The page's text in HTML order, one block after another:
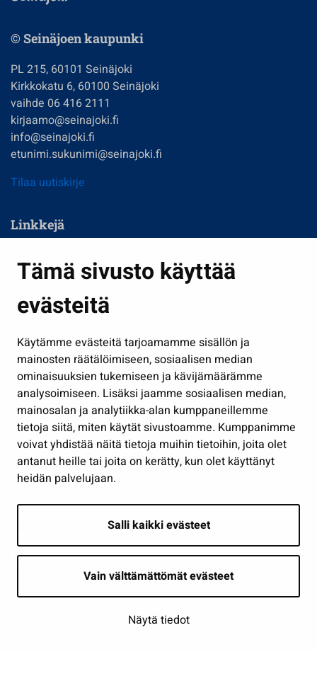
Tämä sivusto käyttää
evästeitä
Käytämme evästeitä tarjoamamme sisällön ja
mainosten räätälöimiseen, sosiaalisen median
ominaisuuksien tukemiseen ja kävijämäärämme
analysoimiseen. Lisäksi jaamme sosiaalisen median,
mainosalan ja analytiikka-alan kumppaneillemme
tietoja siitä, miten käytät sivustoamme. Kumppanimme
voivat yhdistää näitä tietoja muihin tietoihin, joita olet
antanut heille tai joita on kerätty, kun olet käyttänyt
heidän palvelujaan.
Salli kaikki evästeet
Vain välttämättömät evästeet
Näytä tiedot
© Seinäjoen kaupunki
PL 215, 60101 Seinäjoki
Kirkkokatu 6, 60100 Seinäjoki
vaihde 06 416 2111
kirjaamo@seinajoki.fi
info@seinajoki.fi
etunimi.sukunimi@seinajoki.fi
Tilaa uutiskirje
Linkkejä
Kasvatus ja opetus
Kulttuuri ja liikunta
Työ ja yrittäminen
Osallistu ja asioi
Näytä omat evästeasetukseni
Seuraa meitä
Saavutettavuusseloste | © Seinäjoki 2026